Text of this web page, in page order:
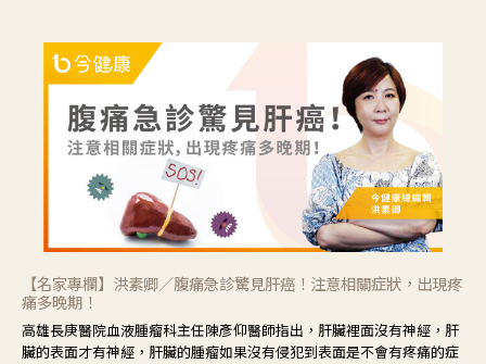
【名家專欄】洪素卿／腹痛急診驚見肝癌！注意相關症狀，出現疼
痛多晚期！
高雄長庚醫院血液腫瘤科主任陳彥仰醫師指出，肝臟裡面沒有神經，肝
臟的表面才有神經，肝臟的腫瘤如果沒有侵犯到表面是不會有疼痛的症